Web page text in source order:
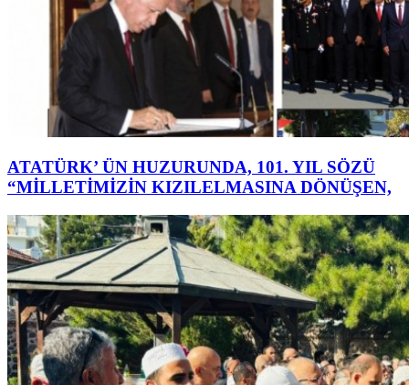
ATATÜRK’ ÜN HUZURUNDA, 101. YIL SÖZÜ
“MİLLETİMİZİN KIZILELMASINA DÖNÜŞEN,